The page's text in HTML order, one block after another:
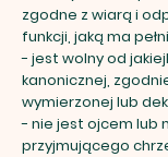
zgodne z wiarą i
funkcji, jaką ma
- jest wolny od
kanonicznej,
wymierzonej lub
- nie jest ojcem lub
przyjmującego